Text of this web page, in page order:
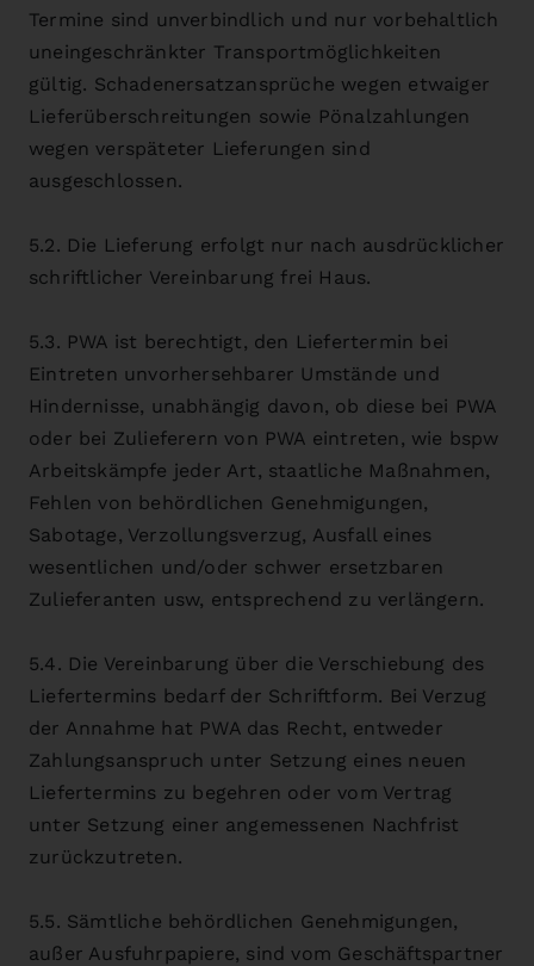
Termine sind unverbindlich und nur vorbehaltlich
uneingeschränkter Transportmöglichkeiten
gültig. Schadenersatzansprüche wegen etwaiger
Lieferüberschreitungen sowie Pönalzahlungen
wegen verspäteter Lieferungen sind
ausgeschlossen.
5.2. Die Lieferung erfolgt nur nach ausdrücklicher
schriftlicher Vereinbarung frei Haus.
5.3. PWA ist berechtigt, den Liefertermin bei
Eintreten unvorhersehbarer Umstände und
Hindernisse, unabhängig davon, ob diese bei PWA
oder bei Zulieferern von PWA eintreten, wie bspw
Arbeitskämpfe jeder Art, staatliche Maßnahmen,
Fehlen von behördlichen Genehmigungen,
Sabotage, Verzollungsverzug, Ausfall eines
wesentlichen und/oder schwer ersetzbaren
Zulieferanten usw, entsprechend zu verlängern.
5.4. Die Vereinbarung über die Verschiebung des
Liefertermins bedarf der Schriftform. Bei Verzug
der Annahme hat PWA das Recht, entweder
Zahlungsanspruch unter Setzung eines neuen
Liefertermins zu begehren oder vom Vertrag
unter Setzung einer angemessenen Nachfrist
zurückzutreten.
5.5. Sämtliche behördlichen Genehmigungen,
außer Ausfuhrpapiere, sind vom Geschäftspartner